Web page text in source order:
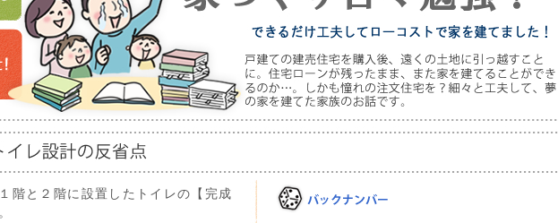
階と２階に設置したトイレの【完成